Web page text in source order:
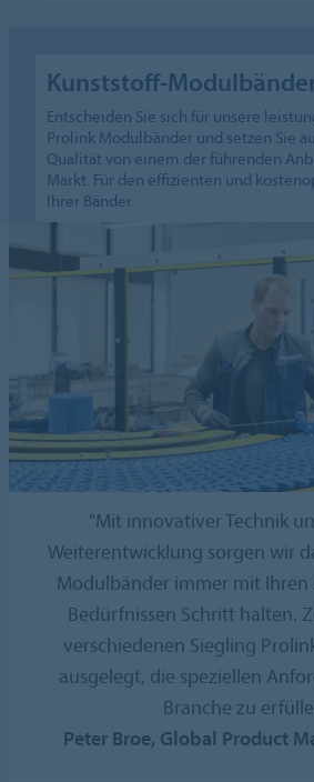
Kunststoff-
Entscheiden Sie sich für unsere
Prolink Modulbänder und setzen Sie
Qualität von einem der führenden
Markt. Für den effizienten und
Ihrer Bänder.
"Mit innovativer Technik
Weiterentwicklung sorgen wir
Modulbänder immer mit Ihren
Bedürfnissen Schritt halten.
verschiedenen Siegling
ausgelegt, die speziellen
Branche zu
Peter Broe, Global Product